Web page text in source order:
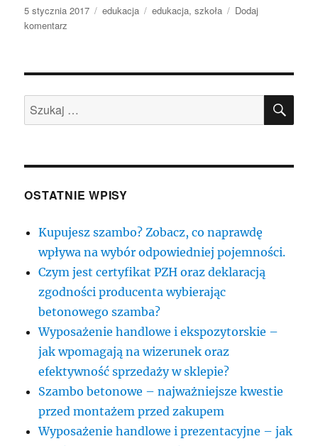
Data
publikacji
5 stycznia 2017 Kategorie
edukacja Tagi
edukacja,szkoła
Dodaj
komentarz
przyszłością
Szukaj:
OSTATNIE WPISY
Kupujesz szambo? Zobacz, co naprawdę
wpływa na wybór odpowiedniej pojemności.
Czym jest certyfikat PZH oraz deklaracją
zgodności producenta wybierając
betonowego szamba?
Wyposażenie handlowe i ekspozytorskie –
jak wpomagają na wizerunek oraz
efektywność sprzedaży w sklepie?
Szambo betonowe – najważniejsze kwestie
przed montażem przed zakupem
Wyposażenie handlowe i prezentacyjne – jak